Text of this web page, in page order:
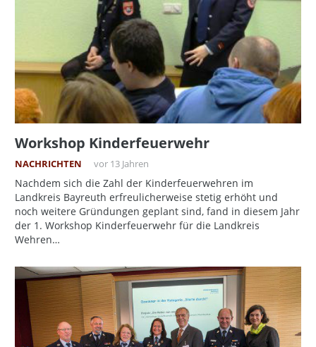
Workshop Kinderfeuerwehr
NACHRICHTEN vor 13 Jahren
Nachdem sich die Zahl der Kinderfeuerwehren im
Landkreis Bayreuth erfreulicherweise stetig erhöht und
noch weitere Gründungen geplant sind, fand in diesem Jahr
der 1. Workshop Kinderfeuerwehr für die Landkreis
Wehren…